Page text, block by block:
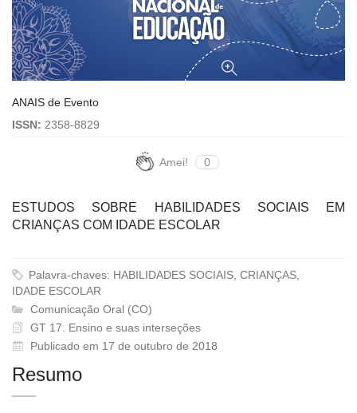
ANAIS de Evento
ISSN: 2358-8829
Amei! 0
ESTUDOS SOBRE HABILIDADES SOCIAIS EM
CRIANÇAS COM IDADE ESCOLAR
Palavra-chaves: HABILIDADES SOCIAIS, CRIANÇAS,
IDADE ESCOLAR
Comunicação Oral (CO)
GT 17. Ensino e suas interseções
Publicado em 17 de outubro de 2018
Resumo